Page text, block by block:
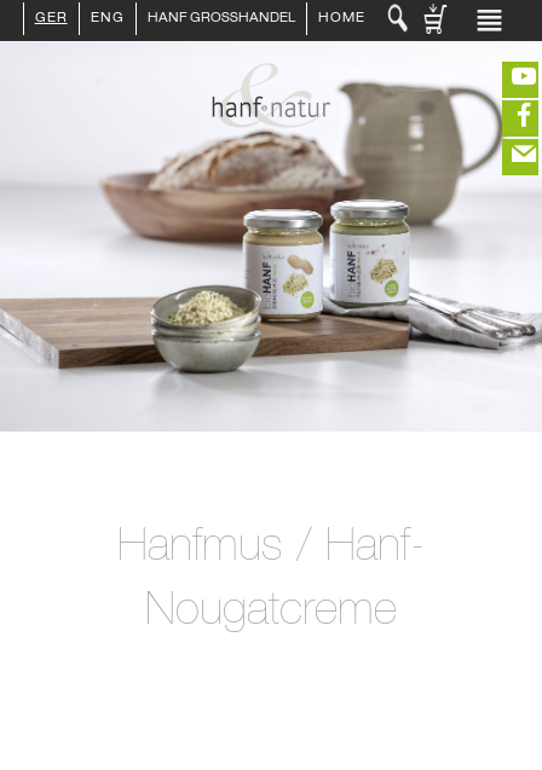
Hanfmus / Hanf-
Nougatcreme
GER ENG HANF GROSSHANDEL HOME
ENDKUNDE
INFO HANF
HANFLEBENSMITTEL
HANFTEXTILIEN
ERLESENES
GETRÄNKE
(portofreier Versand in DE)
EDITIEREN
ZUR KASSE eeeeeeeeeeeeeeeeeeeee
closeNotification.notification-close